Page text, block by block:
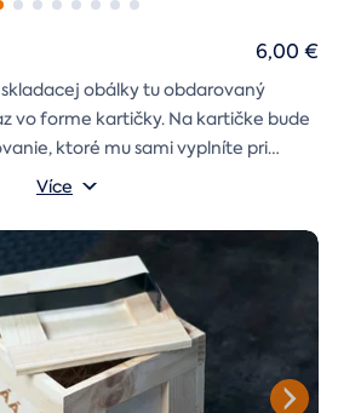
obálky tu obdarovaný
vo forme kartičky. Na kartičke bude
ktoré mu sami vyplníte pri
Více
6,00 €